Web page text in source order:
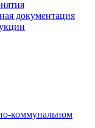
документация
коммунальном